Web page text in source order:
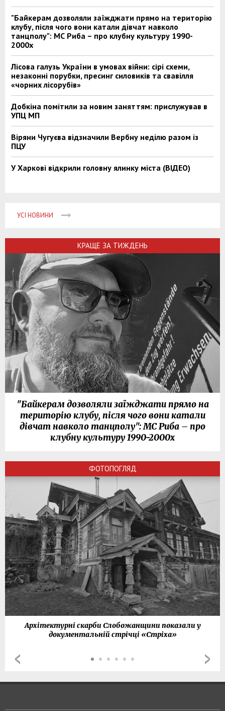
"Байкерам дозволяли заїжджати прямо на територію
клубу, після чого вони катали дівчат навколо
танцполу": МС Риба – про клубну культуру 1990-
2000х
Лісова галузь України в умовах війни: сірі схеми,
незаконні порубки, пресинг силовиків та свавілля
«чорних лісорубів»
Добкіна помітили за новим заняттям: прислужував в
УПЦ МП
Віряни Чугуєва відзначили Вербну неділю разом із
ПЦУ
У Харкові відкрили головну ялинку міста (ВІДЕО)
УСІ НОВИНИ
КРАЩЕ ЗА ТИЖДЕНЬ
"Байкерам дозволяли заїжджати прямо на
територію клубу, після чого вони катали
дівчат навколо танцполу": МС Риба – про
клубну культуру 1990-2000х
ФОТОПОГЛЯД
Архітектурні скарби Слобожанщини показали у
документальній стрічці «Стріха»